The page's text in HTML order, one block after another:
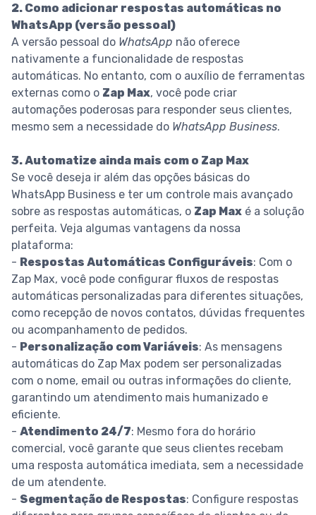
2. Como adicionar respostas automáticas no
WhatsApp (versão pessoal)
A versão pessoal do WhatsApp não oferece
nativamente a funcionalidade de respostas
automáticas. No entanto, com o auxílio de ferramentas
externas como o Zap Max, você pode criar
automações poderosas para responder seus clientes,
mesmo sem a necessidade do WhatsApp Business.
3. Automatize ainda mais com o Zap Max
Se você deseja ir além das opções básicas do
WhatsApp Business e ter um controle mais avançado
sobre as respostas automáticas, o Zap Max é a solução
perfeita. Veja algumas vantagens da nossa
plataforma:
- Respostas Automáticas Configuráveis: Com o
Zap Max, você pode configurar fluxos de respostas
automáticas personalizadas para diferentes situações,
como recepção de novos contatos, dúvidas frequentes
ou acompanhamento de pedidos.
- Personalização com Variáveis: As mensagens
automáticas do Zap Max podem ser personalizadas
com o nome, email ou outras informações do cliente,
garantindo um atendimento mais humanizado e
eficiente.
- Atendimento 24/7: Mesmo fora do horário
comercial, você garante que seus clientes recebam
uma resposta automática imediata, sem a necessidade
de um atendente.
- Segmentação de Respostas: Configure respostas